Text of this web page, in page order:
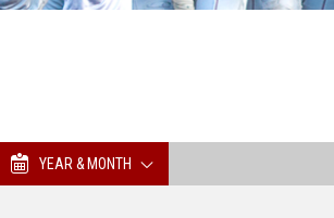
YEAR & MONTH